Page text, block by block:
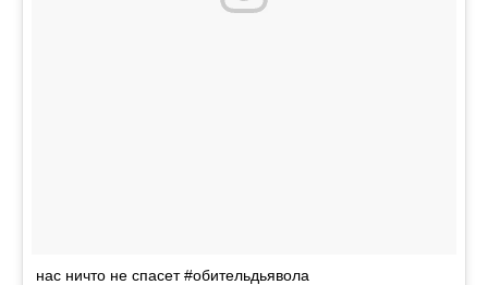
нас ничто не спасет #обительдьявола